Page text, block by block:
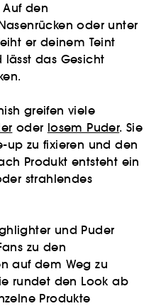
den
oder unter
er deinem Teint
das Gesicht
greifen viele
oder losem Puder. Sie
up zu fixieren und den
Produkt entsteht ein
strahlendes
und Puder
zu den
auf dem Weg zu
rundet den Look ab
Produkte